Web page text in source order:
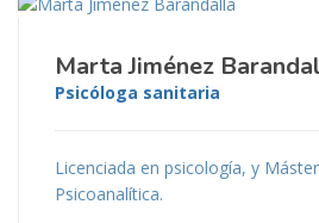
Marta Jiménez
Psicóloga sanitaria
Licenciada en psicología, y
Psicoanalítica.